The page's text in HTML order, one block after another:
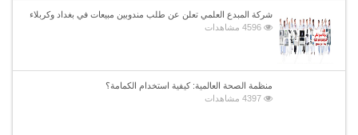
شركة المبدع العلمي تعلن عن طلب مندوبين مبيعات في بغداد وكربلاء
4596 مشاهدات
منظمة الصحة العالمية: كيفية استخدام الكمامة؟
4397 مشاهدات